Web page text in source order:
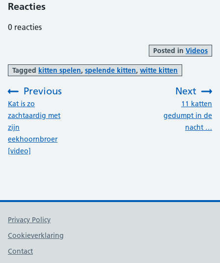
Reacties
0 reacties
Posted in Videos
Tagged kitten spelen, spelende kitten, witte kitten
Previous
:Kat is zo
zachtaardig met
zijn
eekhoornbroer
[video]
Next
11 katten
gedumpt in de
nacht …
Support links
Privacy Policy
Cookieverklaring
Contact